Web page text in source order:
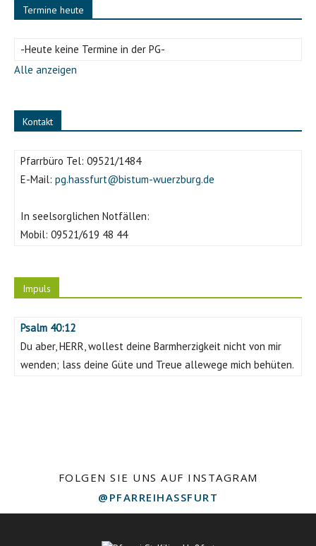
Termine heute
-Heute keine Termine in der PG-
Alle anzeigen
Kontakt
Pfarrbüro Tel: 09521/1484
E-Mail: pg.hassfurt@bistum-wuerzburg.de
In seelsorglichen Notfällen:
Mobil: 09521/619 48 44
Impuls
Psalm 40:12
Du aber, HERR, wollest deine Barmherzigkeit nicht von mir
wenden; lass deine Güte und Treue allewege mich behüten.
FOLGEN SIE UNS AUF INSTAGRAM
@PFARREIHASSFURT